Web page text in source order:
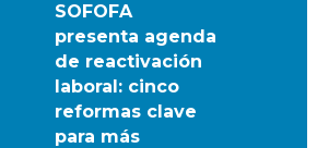
SOFOFA
presenta agenda
de reactivación
laboral: cinco
reformas clave
para más